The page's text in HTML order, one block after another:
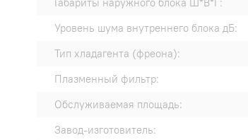
Уровень шума внутреннего блока дБ:
Тип хладагента (фреона):
Плазменный фильтр:
Обслуживаемая площадь:
Завод-изготовитель: